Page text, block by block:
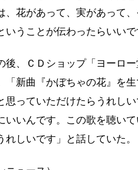
、花があって、実があって
いうことが伝わったらいいで
、ＣＤショップ「ヨーロ
「新曲『かぼちゃの花』を
思っていただけたらうれし
いいんです。この歌を聴い
れしいです」と話していた。